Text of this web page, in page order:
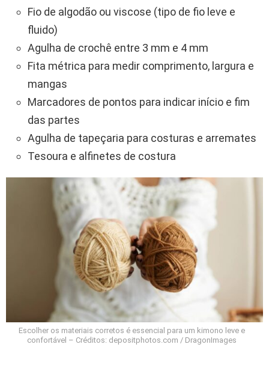
Fio de algodão ou viscose (tipo de fio leve e
fluido)
Agulha de crochê entre 3 mm e 4 mm
Fita métrica para medir comprimento, largura e
mangas
Marcadores de pontos para indicar início e fim
das partes
Agulha de tapeçaria para costuras e arremates
Tesoura e alfinetes de costura
Escolher os materiais corretos é essencial para um kimono leve e
confortável – Créditos: depositphotos.com / DragonImages